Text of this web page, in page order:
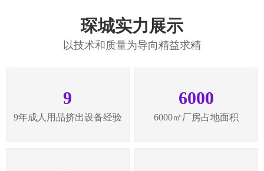
琛城实力展示
以技术和质量为导向精益求精
9
9年成人用品挤出设备经验
6000
6000㎡厂房占地面积